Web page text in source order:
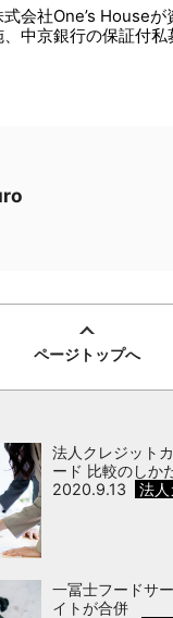
式会社One’s House
、中京銀行の保証付私
ページトップへ
法人クレジット
ード 比較のしか
2020.9.13
法人
一冨士フードサ
イトが合併